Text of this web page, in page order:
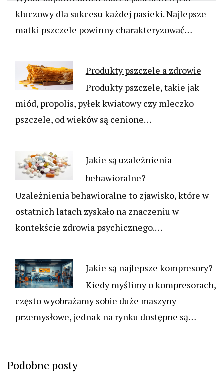
kluczowy dla sukcesu każdej pasieki. Najlepsze
matki pszczele powinny charakteryzować…
Produkty pszczele a zdrowie
Produkty pszczele, takie jak
miód, propolis, pyłek kwiatowy czy mleczko
pszczele, od wieków są cenione…
Jakie są uzależnienia
behawioralne?
Uzależnienia behawioralne to zjawisko, które w
ostatnich latach zyskało na znaczeniu w
kontekście zdrowia psychicznego.…
Jakie są najlepsze kompresory?
Kiedy myślimy o kompresorach,
często wyobrażamy sobie duże maszyny
przemysłowe, jednak na rynku dostępne są…
Podobne posty